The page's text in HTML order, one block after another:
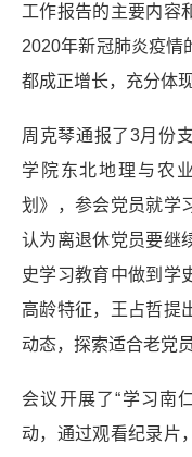
工作报告的主要内容
2020年新冠肺炎疫情
都成正增长，充分体
周克琴通报了3月份
学院东北地理与农
划》，参会党员就学
认为离退休党员要继
史学习教育中做到学
高龄特征，王占哲提
动态，探索适合老党
会议开展了“学习南
动，通过观看纪录片